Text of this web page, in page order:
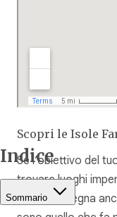
Scopri le Isole
Se l’obiettivo del
trovare luoghi
selvaggia regna
Indice
Sommario